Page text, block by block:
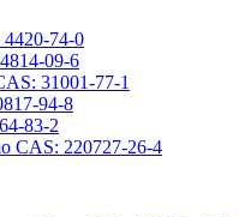
74-0
09-6
31001-77-1
94-8
83-2
CAS: 220727-26-4